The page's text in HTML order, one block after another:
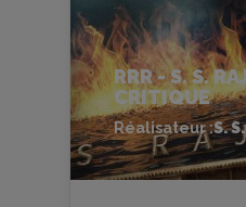
RRR - S. S.
CRITIQUE
Réalisateur :S.